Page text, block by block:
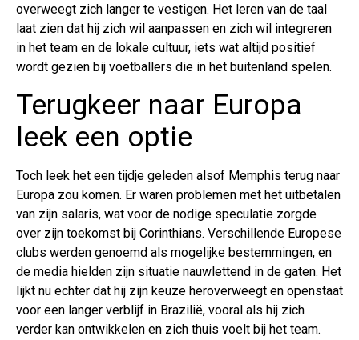
overweegt zich langer te vestigen. Het leren van de taal
laat zien dat hij zich wil aanpassen en zich wil integreren
in het team en de lokale cultuur, iets wat altijd positief
wordt gezien bij voetballers die in het buitenland spelen.
Terugkeer naar Europa
leek een optie
Toch leek het een tijdje geleden alsof Memphis terug naar
Europa zou komen. Er waren problemen met het uitbetalen
van zijn salaris, wat voor de nodige speculatie zorgde
over zijn toekomst bij Corinthians. Verschillende Europese
clubs werden genoemd als mogelijke bestemmingen, en
de media hielden zijn situatie nauwlettend in de gaten. Het
lijkt nu echter dat hij zijn keuze heroverweegt en openstaat
voor een langer verblijf in Brazilië, vooral als hij zich
verder kan ontwikkelen en zich thuis voelt bij het team.